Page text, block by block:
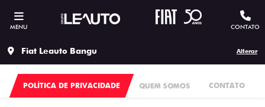
MENU CONTATO
Fiat Leauto Bangu Alterar
QUEM SOMOS CONTATO
POLÍTICA DE PRIVACIDADE